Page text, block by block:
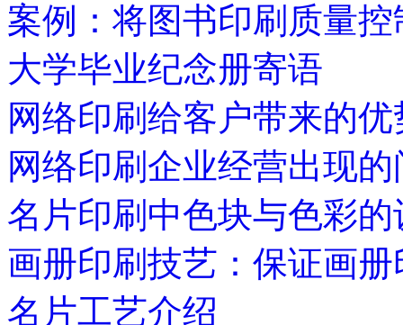
案例：将图书印刷质量控
大学毕业纪念册寄语
网络印刷给客户带来的优
网络印刷企业经营出现
名片印刷中色块与色彩
画册印刷技艺：保证画
名片工艺介绍